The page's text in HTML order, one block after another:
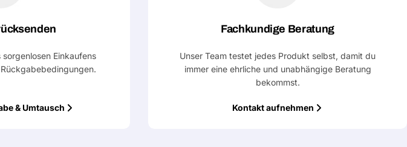
Einkaufens
& Umtausch
Fachkundige Beratung
Unser Team testet jedes Produkt selbst, damit du
immer eine ehrliche und unabhängige Beratung
bekommst.
Kontakt aufnehmen